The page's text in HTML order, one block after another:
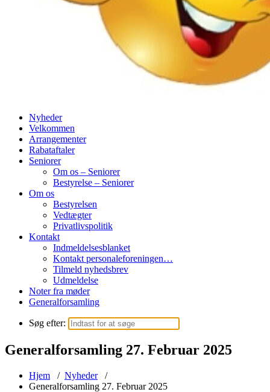
Nyheder
Velkommen
Arrangementer
Rabataftaler
Seniorer
Om os – Seniorer
Bestyrelse – Seniorer
Om os
Bestyrelsen
Vedtægter
Privatlivspolitik
Kontakt
Indmeldelsesblanket
Kontakt personaleforeningen…
Tilmeld nyhedsbrev
Udmeldelse
Noter fra møder
Generalforsamling
Søg efter:
Generalforsamling 27. Februar 2025
Hjem / Nyheder/
Generalforsamling 27. Februar 2025